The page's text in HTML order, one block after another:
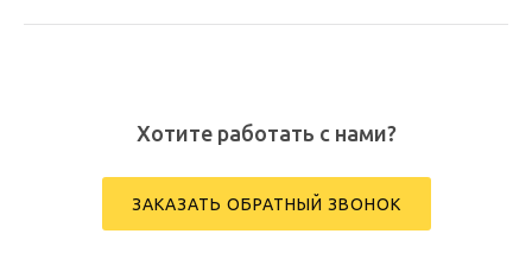
Хотите работать с нами?
ЗАКАЗАТЬ ОБРАТНЫЙ ЗВОНОК